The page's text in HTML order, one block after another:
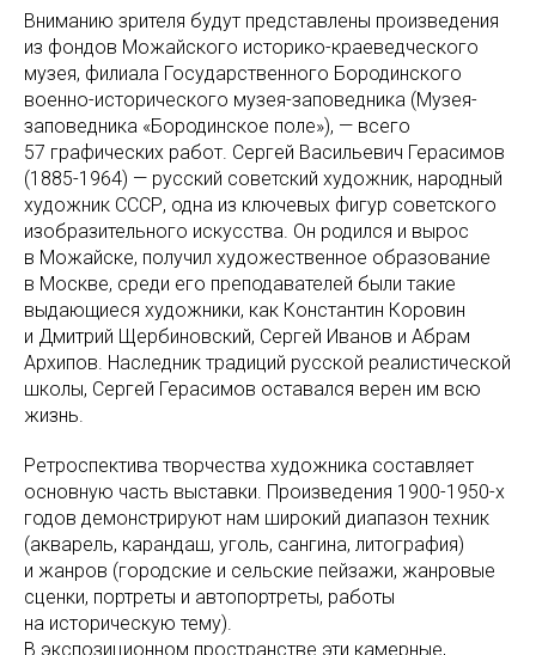
Вниманию зрителя будут представлены произведения
из фондов Можайского историко-краеведческого
музея, филиала Государственного Бородинского
военно-исторического музея-заповедника (Музея-
заповедника «Бородинское поле»), — всего
57 графических работ. Сергей Васильевич Герасимов
(1885-1964) — русский советский художник, народный
художник СССР, одна из ключевых фигур советского
изобразительного искусства. Он родился и вырос
в Можайске, получил художественное образование
в Москве, среди его преподавателей были такие
выдающиеся художники, как Константин Коровин
и Дмитрий Щербиновский, Сергей Иванов и Абрам
Архипов. Наследник традиций русской реалистической
школы, Сергей Герасимов оставался верен им всю
жизнь.
Ретроспектива творчества художника составляет
основную часть выставки. Произведения 1900-1950-х
годов демонстрируют нам широкий диапазон техник
(акварель, карандаш, уголь, сангина, литография)
и жанров (городские и сельские пейзажи, жанровые
сценки, портреты и автопортреты, работы
на историческую тему).
В экспозиционном пространстве эти камерные,